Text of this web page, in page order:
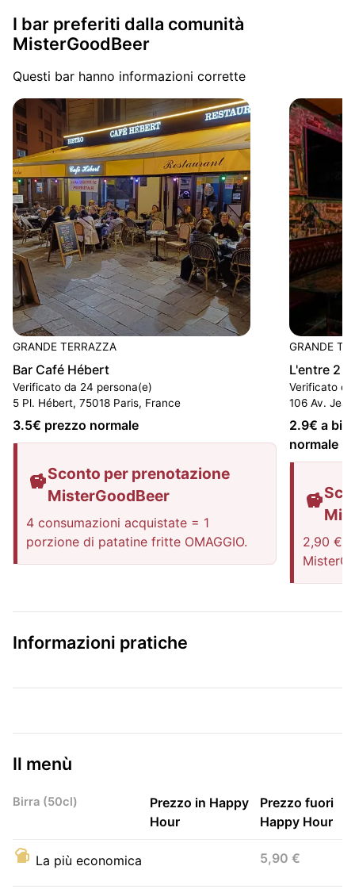
I bar preferiti dalla comunità
MisterGoodBeer
Questi bar hanno informazioni corrette
GRANDE TERRAZZA
Bar Café Hébert
Verificato da 24 persona(e)
5 Pl. Hébert, 75018 Paris, France
3.5€ prezzo normale
Sconto per prenotazione
MisterGoodBeer
4 consumazioni acquistate = 1
porzione di patatine fritte OMAGGIO.
GRANDE
L'entre 2
Verificato
106 Av.
2.9€ a
normale
2,90 €
Informazioni pratiche
Il menù
Birra (50cl)
Prezzo in Happy
Hour
Prezzo fuori
Happy Hour
La più economica 5,90 €